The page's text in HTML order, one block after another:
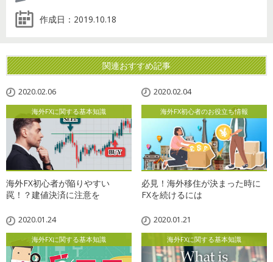
作成日： 2019.10.18
関連おすすめ記事
2020.02.06
海外FXに関する基本知識
海外FX初心者が陥りやすい
罠！？建値決済に注意を
2020.02.04
海外FX初心者のお役立ち情報
必見！海外移住が決まった時に
FXを続けるには
2020.01.24
海外FXに関する基本知識
2020.01.21
海外FXに関する基本知識